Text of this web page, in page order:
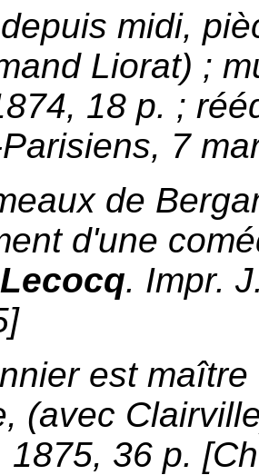
midi,
Liorat) ;
18 p. ;
7
de
d'une
. Impr.
est
(avec
1875, 36 p.